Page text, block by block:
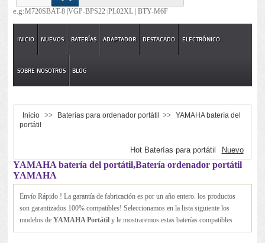
e.g:M720SBAT-8 |VGP-BPS22 |PL02XL | BTY-M6F
INICIO NUEVOS BATERÍAS ADAPTADOR DESTACADO ELECTRÓNICO
SOBRE NOSOTROS BLOG
Inicio >> Baterías para ordenador portátil >>
YAMAHA batería del
portátil
Hot Baterías para portátil Nuevo
YAMAHA batería del portátil,Batería ordenador portátil
YAMAHA
Envío Rápido ! La garantía de fabricación es por un año entero. los productos
son garantizados 100% compatibles! Seleccionamos en la lista siguiente los
modelos deYAMAHA Portátil y le mostraremos estas baterías compatibles